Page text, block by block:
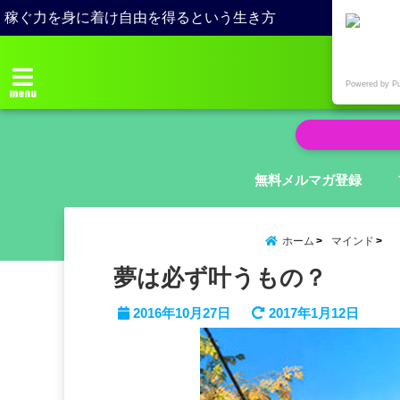
稼ぐ力を身に着け自由を得るという生き方
menu
無料メルマガ登録
ホーム マインド
夢は必ず叶うもの？
2016年10月27日 2017年1月12日
Powered by